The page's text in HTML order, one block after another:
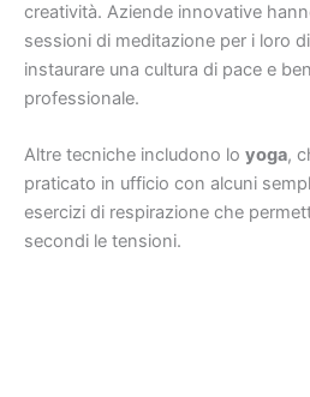
creatività. Aziende innovative
sessioni di meditazione per i loro
instaurare una cultura di pace e
professionale.
Altre tecniche includono lo yoga,
praticato in ufficio con alcuni
esercizi di respirazione che
secondi le tensioni.